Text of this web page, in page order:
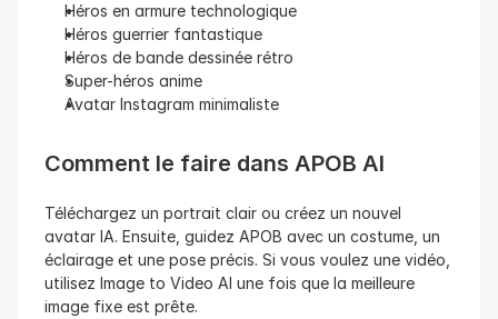
Héros en armure technologique
Héros guerrier fantastique
Héros de bande dessinée rétro
Super-héros anime
Avatar Instagram minimaliste
Comment le faire dans APOB AI
Téléchargez un portrait clair ou créez un nouvel
avatar IA. Ensuite, guidez APOB avec un costume, un
éclairage et une pose précis. Si vous voulez une vidéo,
utilisez Image to Video AI une fois que la meilleure
image fixe est prête.